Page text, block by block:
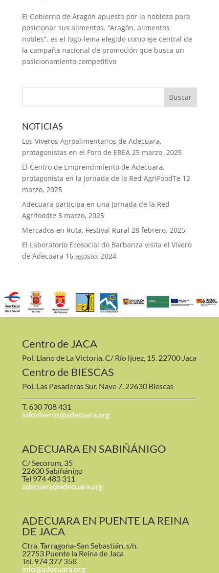
El Gobierno de Aragón apuesta por la nobleza para
posicionar sus alimentos. “Aragón, alimentos
nobles”, es el logo-lema elegido como eje central de
la campaña nacional de promoción que busca un
posicionamiento competitivo
NOTICIAS
Los Viveros Agroalimentarios de Adecuara,
protagonistas en el Foro de EREA 25 marzo, 2025
El Centro de Emprendimiento de Adecuara,
protagonista en la Jornada de la Red AgriFoodTe 12
marzo, 2025
Adecuara participa en una Jornada de la Red
Agrifoodte 3 marzo, 2025
Mercados en Ruta, Festival Rural 28 febrero, 2025
El Laboratorio Ecosocial do Barbanza visita el Vivero
de Adecuara 16 agosto, 2024
Centro de JACA
Pol. Llano de La Victoria. C/ Río Ijuez, 15. 22700 Jaca
Centro de BIESCAS
Pol. Las Pasaderas Sur. Nave 7. 22630 Biescas
T. 630 708 431
infoviveros@adecuara.org
ADECUARA EN SABIÑÁNIGO
C/ Secorum, 35
22600 Sabiñánigo
Tel 974 483 311
adecuara@adecuara.org
ADECUARA EN PUENTE LA REINA
DE JACA
Ctra. Tarragona-San Sebastián, s/n.
22753 Puente la Reina de Jaca
Tel. 974 377 358
info@adecuara.org